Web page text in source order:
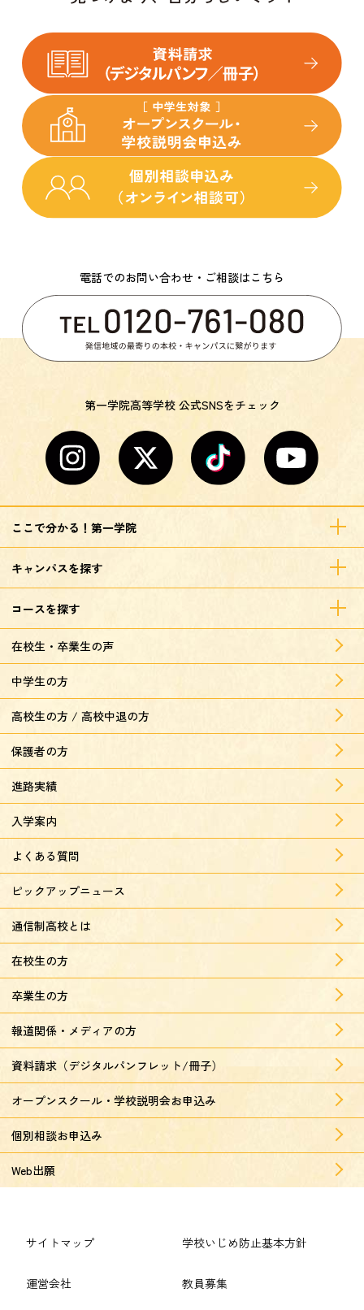
電話でのお問い合わせ・ご相談はこちら
第一学院高等学校 公式SNSをチェック
ここで分かる！第一学院
キャンパスを探す
コースを探す
在校生・卒業生の声
中学生の方
高校生の方 / 高校中退の方
保護者の方
進路実績
入学案内
よくある質問
ピックアップニュース
通信制高校とは
在校生の方
卒業生の方
報道関係・メディアの方
資料請求（デジタルパンフレット/冊子）
オープンスクール・学校説明会お申込み
個別相談お申込み
Web出願
サイトマップ
運営会社
学校いじめ防止基本方針
教員募集